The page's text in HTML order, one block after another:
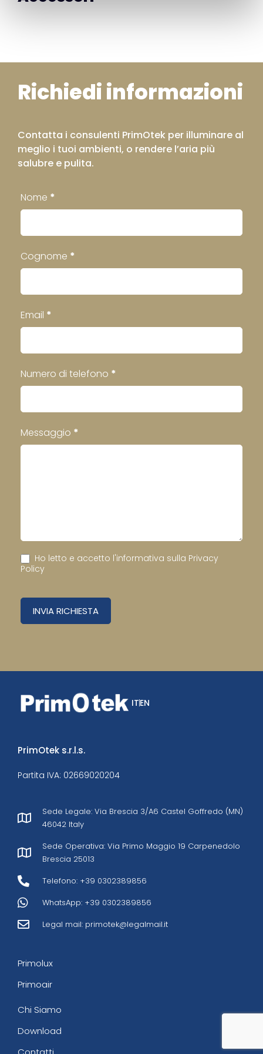
Richiedi informazioni
Contatta i consulenti PrimOtek per illuminare al
meglio i tuoi ambienti, o rendere l’aria più
salubre e pulita.
Contatti
Footer
Nome *
Cognome *
Email *
Numero di telefono *
Messaggio *
Ho letto e accetto l'informativa sulla Privacy
Policy
INVIA RICHIESTA
ITEN
PrimOtek s.r.l.s.
Partita IVA: 02669020204
Sede Legale: Via Brescia 3/A6 Castel Goffredo (MN)
46042 Italy
Sede Operativa: Via Primo Maggio 19 Carpenedolo
Brescia 25013
Telefono: +39 0302389856
WhatsApp: +39 0302389856
Legal mail: primotek@legalmail.it
Primolux
Primoair
Chi Siamo
Download